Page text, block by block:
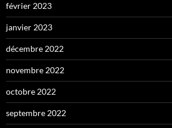
février 2023
janvier 2023
décembre 2022
novembre 2022
octobre 2022
septembre 2022